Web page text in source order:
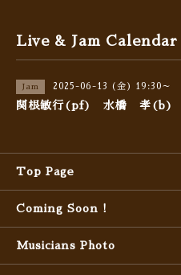
Live & Jam Calendar
Jam 2025-06-13 (金) 19:30～
関根敏行(pf) 水橋 孝(b)
Top Page
Coming Soon !
Musicians Photo